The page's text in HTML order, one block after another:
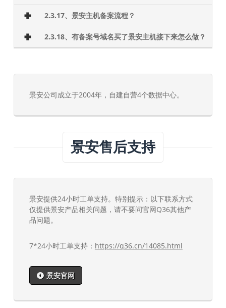
2.3.17、景安主机备案流程？
2.3.18、有备案号域名买了景安主机接下来怎么做？
景安公司成立于2004年，自建自营4个数据中心。
景安售后支持
景安提供24小时工单支持。特别提示：以下联系方式
仅提供景安产品相关问题，请不要问官网Q36其他产
品问题。
7*24小时工单支持： https://q36.cn/14085.html
景安官网